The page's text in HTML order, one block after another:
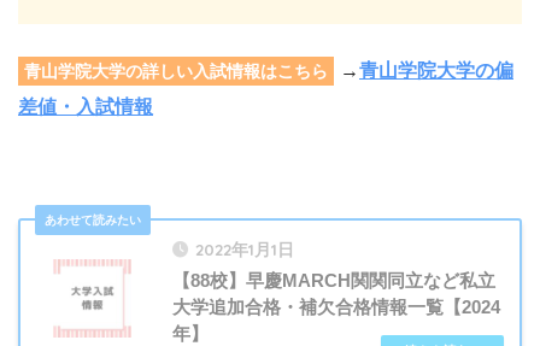
青山学院大学の詳しい入試情報はこちら →青山学院大学の偏
差値・入試情報
2022年1月1日
【88校】早慶MARCH関関同立など私立
大学追加合格・補欠合格情報一覧【2024
年】